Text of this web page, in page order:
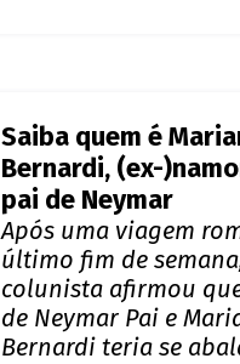
Saiba quem é
Bernardi, (ex-
pai de Neymar
Após uma viagem
último fim de
colunista afirmou
de Neymar Pai e
Bernardi teria se